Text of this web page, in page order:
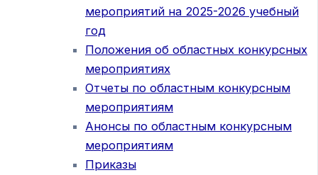
мероприятий на 2025-2026 учебный
год
Положения об областных конкурсных
мероприятиях
Отчеты по областным конкурсным
мероприятиям
Анонсы по областным конкурсным
мероприятиям
Приказы